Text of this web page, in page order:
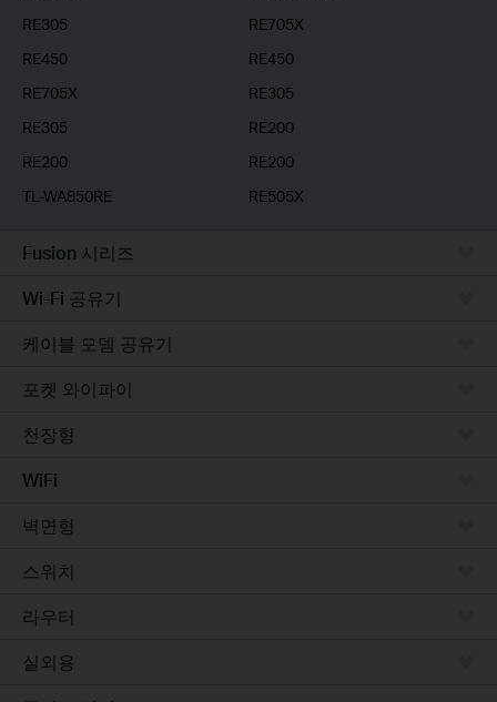
RE305
RE705X
RE450
RE450
RE705X
RE305
RE305
RE200
RE200
RE200
TL-WA850RE
RE505X
Fusion 시리즈
Wi-Fi 공유기
케이블 모뎀 공유기
포켓 와이파이
천장형
WiFi
벽면형
스위치
라우터
실외용